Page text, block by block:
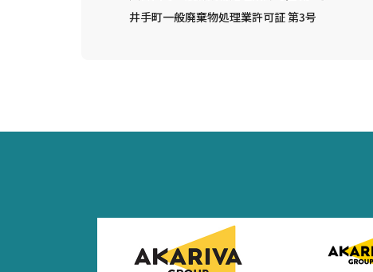
井手町一般廃棄物処理業許可証 第3号